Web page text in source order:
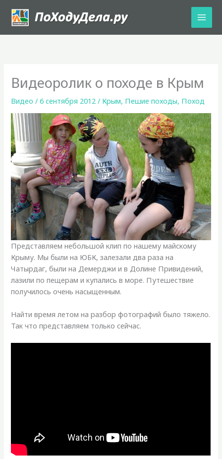
содержимому
Видеоролик о походе в Крым
Видео /6 сентября 2012/ Крым, Пешие походы, Поход
Представляем небольшой клип по нашему майскому
Крыму. Мы были на ЮБК, залезали два раза на
Чатырдаг, были на Демерджи и в Долине Привидений,
лазили по пещерам и купались в море. Путешествие
получилось очень насыщенным.
Найти время летом на разбор фотографий было тяжело.
Так что представляем только сейчас.